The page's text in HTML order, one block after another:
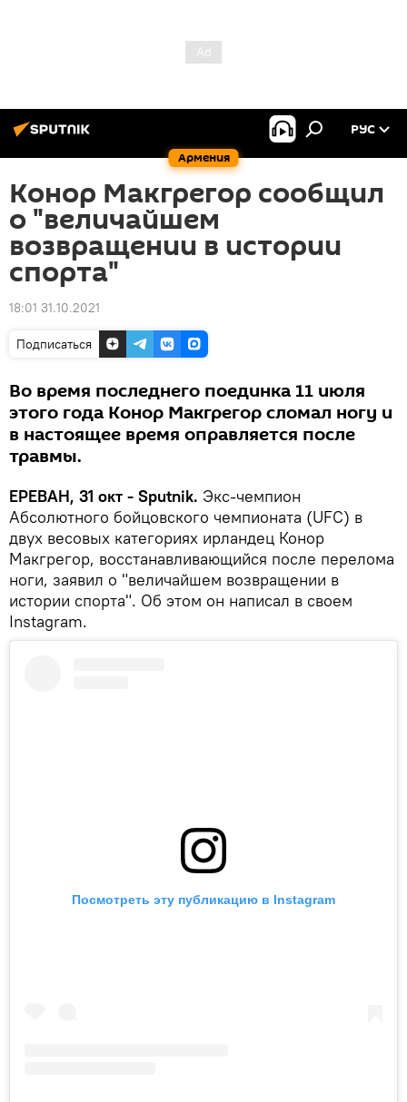
Армения
РУС
Конор Макгрегор сообщил
о "величайшем
возвращении в истории
спорта"
18:01 31.10.2021
Подписаться
Во время последнего поединка 11 июля
этого года Конор Макгрегор сломал ногу и
в настоящее время оправляется после
травмы.
ЕРЕВАН, 31 окт - Sputnik. Экс-чемпион
Абсолютного бойцовского чемпионата (UFC) в
двух весовых категориях ирландец Конор
Макгрегор, восстанавливающийся после перелома
ноги, заявил о "величайшем возвращении в
истории спорта". Об этом он написал в своем
Instagram.
Посмотреть эту публикацию в Instagram